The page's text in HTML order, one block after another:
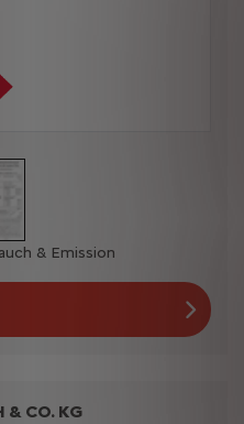
& Emission
& CO. KG